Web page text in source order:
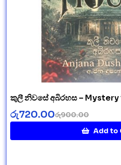
කුලී නිවසේ අබිරහස – Mystery
රු900.00
රු720.00
Add to